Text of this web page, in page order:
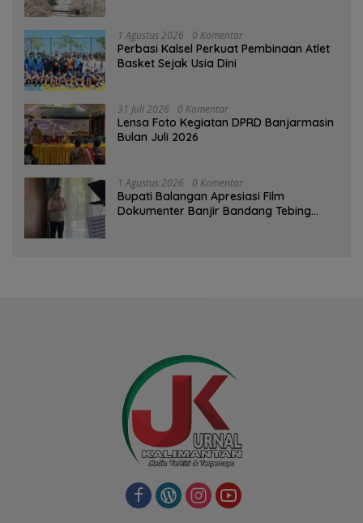
1 Agustus 2026 0 Komentar
Perbasi Kalsel Perkuat Pembinaan Atlet
Basket Sejak Usia Dini
31 Juli 2026 0 Komentar
Lensa Foto Kegiatan DPRD Banjarmasin
Bulan Juli 2026
1 Agustus 2026 0 Komentar
Bupati Balangan Apresiasi Film
Dokumenter Banjir Bandang Tebing